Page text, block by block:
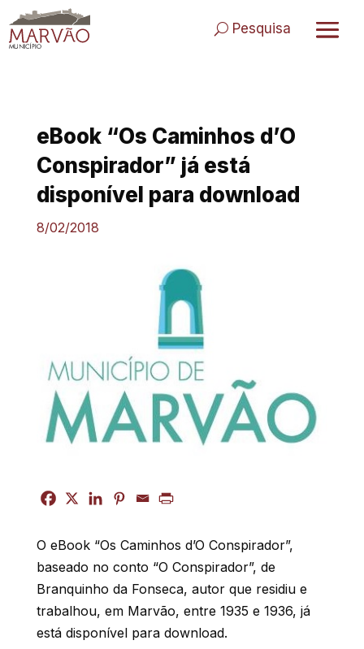
to
content
Pesquisa
eBook “Os Caminhos d’O
Conspirador” já está
disponível para download
8/02/2018
O eBook “Os Caminhos d’O Conspirador”,
baseado no conto “O Conspirador”, de
Branquinho da Fonseca, autor que residiu e
trabalhou, em Marvão, entre 1935 e 1936, já
está disponível para download.